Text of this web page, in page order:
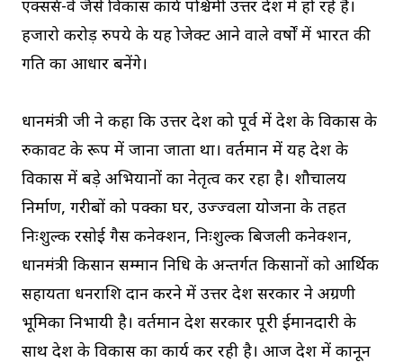
एक्सप्रेस-वे जैसे विकास कार्य पश्चिमी उत्तर प्रदेश में हो रहे हैं।
हजारो करोड़ रुपये के यह प्रोजेक्ट आने वाले वर्षाें में भारत की
प्रगति का आधार बनेंगे।
प्रधानमंत्री जी ने कहा कि उत्तर प्रदेश को पूर्व में देश के विकास के
रुकावट के रूप में जाना जाता था। वर्तमान में यह देश के
विकास में बड़े अभियानों का नेतृत्व कर रहा है। शौचालय
निर्माण, गरीबों को पक्का घर, उज्ज्वला योजना के तहत
निःशुल्क रसोई गैस कनेक्शन, निःशुल्क बिजली कनेक्शन,
प्रधानमंत्री किसान सम्मान निधि के अन्तर्गत किसानों को आर्थिक
सहायता धनराशि प्रदान करने में उत्तर प्रदेश सरकार ने अग्रणी
भूमिका निभायी है। वर्तमान प्रदेश सरकार पूरी ईमानदारी के
साथ प्रदेश के विकास का कार्य कर रही है। आज प्रदेश में कानून